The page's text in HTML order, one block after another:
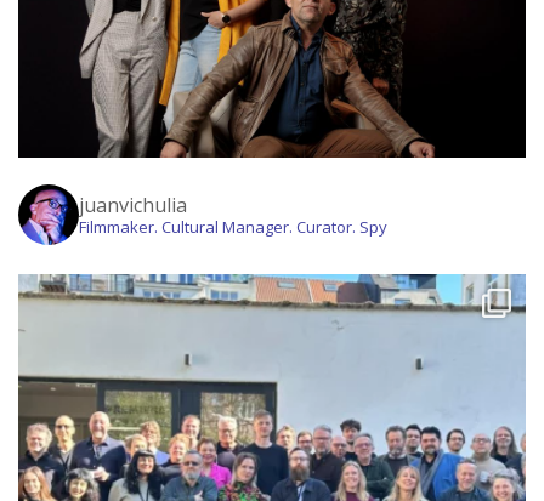
juanvichulia
Filmmaker. Cultural Manager. Curator. Spy